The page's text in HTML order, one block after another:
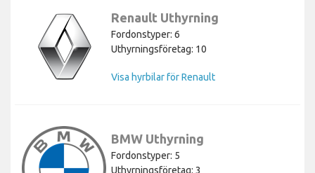
Renault Uthyrning
Fordonstyper: 6
Uthyrningsföretag: 10
Visa hyrbilar för Renault
BMW Uthyrning
Fordonstyper: 5
Uthyrningsföretag: 3